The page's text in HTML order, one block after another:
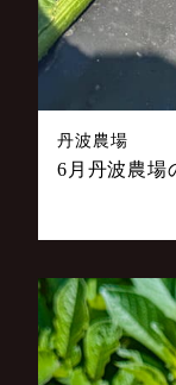
丹波農場
6月丹波農場